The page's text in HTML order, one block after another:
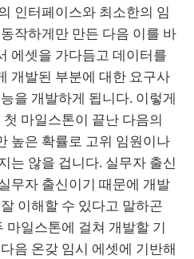
인터페이스와 최소한의 임
작하게만 만든 다음 이를 바
에셋을 가다듬고 데이터를
개발된 부분에 대한 요구사
을 개발하게 됩니다. 이렇게
마일스톤이 끝난 다음의
높은 확률로 고위 임원이나
는 않을 겁니다. 실무자 출신
무자 출신이기 때문에 개발
이해할 수 있다고 말하곤
마일스톤에 걸쳐 개발할 기
음 온갖 임시 에셋에 기반해